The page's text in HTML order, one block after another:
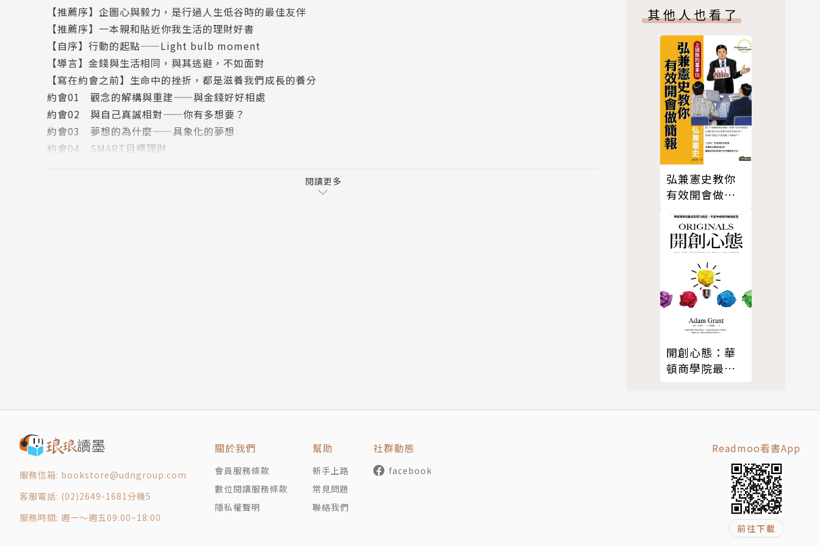
「行李準備好了嗎？」好友問。
「嗯！差不多了。這段時間就邊收邊送，只留下了幾本重要的書跟衣物，再準備幾份文件應該就OK了。」我說。
「好快喔！感覺去參加你的婚禮好像還是昨天的事，一下子就到了你要搬到澳洲的時間了，會緊張嗎？」好友問。
看我經歷過一切起起伏伏，因經商失敗而負債，再從負債到存下一桶金，好友擔心跟心疼的心情完全表現在臉上。不過她
也知道我是隻打不死的蟑螂，有超強的鬥志力，不管到哪裡都可以生存得很好。
時間過得好快，如今搬到澳洲已經六年了，一直覺得自己很幸運，有疼愛我的先生跟家人、好友照顧，讓我可以在異地適
這幾年，藉由個人的經驗跟工作上的實務規畫，我發現，雖然是不同國家、不同民情，也許相關法令不同，消費習慣不
身邊總有人嫌錢賺得不夠多、不夠快，也有人被債務壓得喘不過氣，年輕人對未來感到悲觀，已婚夫婦為了小孩的保母費
或教育費爭執不休，屆齡退休的人擔心自己沒有足夠的錢可以養老，有人到處接觸理財資訊但卻越聽越茫然，也有人因投
資失利被套牢而想輕生。
有些人說，金錢買不了快樂，談錢就太low了。但不可抹滅的事實是，在我們的一生當中，不管在任何階段，都會碰到跟
【推薦序】企圖心與毅力，是行過人生低谷時的最佳友伴
【推薦序】一本親和貼近你我生活的理財好書
【自序】行動的起點——Light bulb moment
【導言】金錢與生活相同，與其逃避，不如面對
【寫在約會之前】生命中的挫折，都是滋養我們成長的養分
約會01 觀念的解構與重建——與金錢好好相處
約會02 與自己真誠相對——你有多想要？
約會03 夢想的為什麼——具象化的夢想
約會04 SMART目標理財
約會21 孩子也會感興趣的投資——複利的神奇魔力
尾聲 二十一個約會之後的開始
閱讀更多
其他人也看了
弘兼憲史教你
有效開會做簡
報
開創心態：華
頓商學院最具
破局智慧
服務信箱: bookstore@udngroup.com
客服電話: (02)2649-1681分機5
服務時間: 週一～週五09:00~18:00
關於我們
會員服務條款
數位閱讀服務條款
隱私權聲明
幫助
新手上路
常見問題
聯絡我們
社群動態
facebook
Readmoo看書App
前往下載